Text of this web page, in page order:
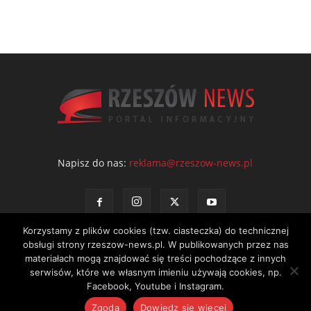
Napisz do nas: reklama@rzeszow-news.pl
Kontakt Polityka prywatności Regulamin portalu
© NEWS Sp. z o.o. - wydawca portalu Rzeszów News. Wszystkie prawa
Korzystamy z plików cookies (tzw. ciasteczka) do technicznej
obsługi strony rzeszow-news.pl. W publikowanych przez nas
materiałach mogą znajdować się treści pochodzące z innych
serwisów, które we własnym imieniu używają cookies, np.
Facebook, Youtube i Instagram.
Zgoda
Dowiedz się więcej